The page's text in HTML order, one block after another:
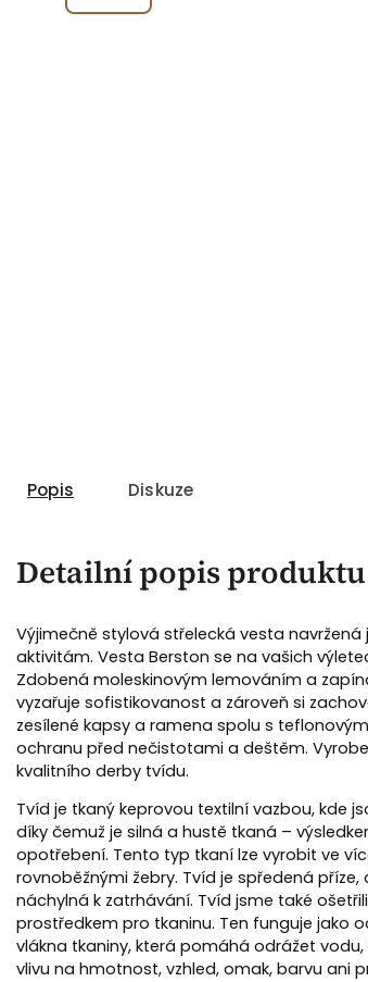
Popis Diskuze
Detailní popis produktu
Výjimečně stylová střelecká vesta
aktivitám. Vesta Berston se na vašich
Zdobená moleskinovým lemováním a
vyzařuje sofistikovanost a zároveň si
zesílené kapsy a ramena spolu s
ochranu před nečistotami a deštěm.
kvalitního derby tvídu.
Tvíd je tkaný keprovou textilní vazbou, kde
díky čemuž je silná a hustě tkaná –
opotřebení. Tento typ tkaní lze vyrobit ve
rovnoběžnými žebry. Tvíd je spředená
náchylná k zatrhávání. Tvíd jsme také
prostředkem pro tkaninu. Ten funguje jako
vlákna tkaniny, která pomáhá odrážet
vlivu na hmotnost, vzhled, omak, barvu ani